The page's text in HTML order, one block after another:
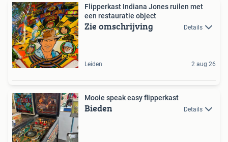
Flipperkast Indiana Jones ruilen met
een restauratie object
Zie omschrijving Details
Leiden 2 aug 26
Mooie speak easy flipperkast
Bieden Details